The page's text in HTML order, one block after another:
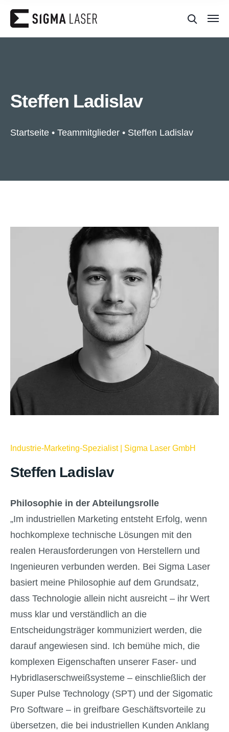
Steffen Ladislav
Startseite • Teammitglieder • Steffen Ladislav
Industrie-Marketing-Spezialist | Sigma Laser GmbH
Steffen Ladislav
Philosophie in der Abteilungsrolle
„Im industriellen Marketing entsteht Erfolg, wenn
hochkomplexe technische Lösungen mit den
realen Herausforderungen von Herstellern und
Ingenieuren verbunden werden. Bei Sigma Laser
basiert meine Philosophie auf dem Grundsatz,
dass Technologie allein nicht ausreicht – ihr Wert
muss klar und verständlich an die
Entscheidungsträger kommuniziert werden, die
darauf angewiesen sind. Ich bemühe mich, die
komplexen Eigenschaften unserer Faser- und
Hybridlaserschweißsysteme – einschließlich der
Super Pulse Technology (SPT) und der Sigomatic
Pro Software – in greifbare Geschäftsvorteile zu
übersetzen, die bei industriellen Kunden Anklang